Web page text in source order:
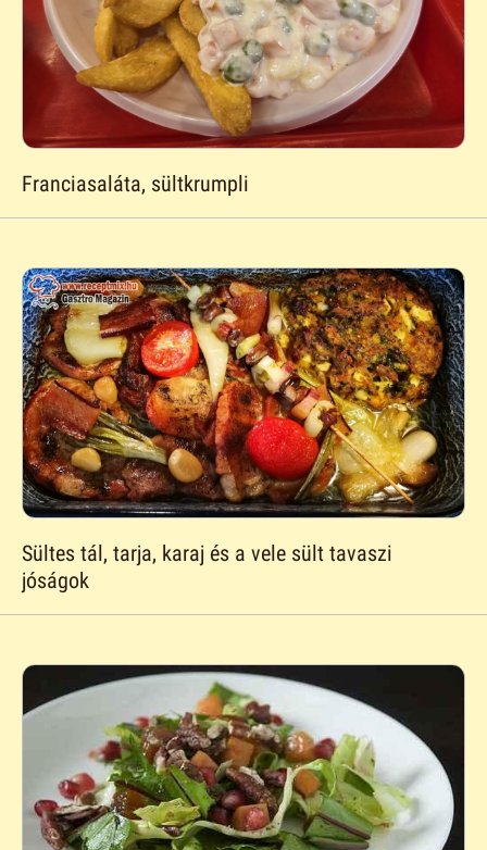
Franciasaláta, sültkrumpli
Sültes tál, tarja, karaj és a vele sült tavaszi
jóságok